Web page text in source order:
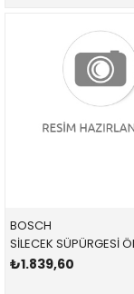
BOSCH
₺1.839,60